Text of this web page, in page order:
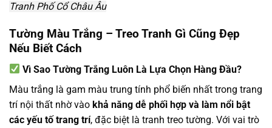
Tranh Phố Cổ Châu Âu
Tường Màu Trắng – Treo Tranh Gì Cũng Đẹp
Nếu Biết Cách
Vì Sao Tường Trắng Luôn Là Lựa Chọn Hàng Đầu?
Màu trắng là gam màu trung tính phổ biến nhất trong trang
trí nội thất nhờ vào khả năng dễ phối hợp và làm nổi bật
các yếu tố trang trí, đặc biệt là tranh treo tường. Với vai trò